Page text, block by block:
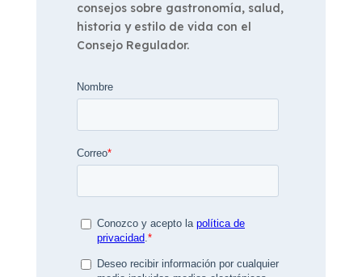
consejos sobre gastronomía, salud,
historia y estilo de vida con el
Consejo Regulador.